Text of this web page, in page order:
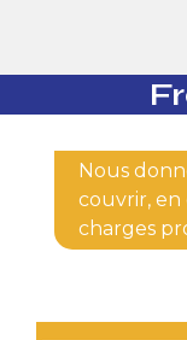
Nous
couvrir, en
charges